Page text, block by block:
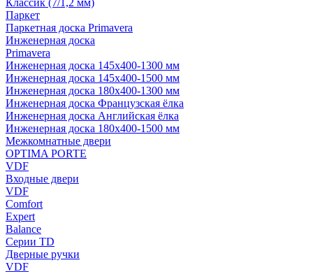
Классик (7/1,2 мм)
Паркет
Паркетная доска Primavera
Инженерная доска
Primavera
Инженерная доска 145x400-1300 мм
Инженерная доска 145x400-1500 мм
Инженерная доска 180x400-1300 мм
Инженерная доска Французская ёлка
Инженерная доска Английская ёлка
Инженерная доска 180x400-1500 мм
Межкомнатные двери
OPTIMA PORTE
VDF
Входные двери
VDF
Comfort
Expert
Balance
Серии TD
Дверные ручки
VDF